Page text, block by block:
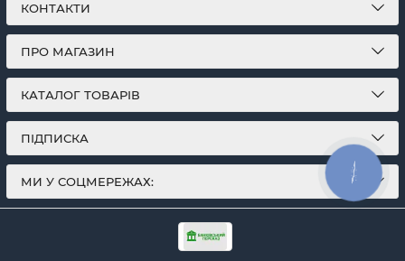
КОНТАКТИ
ПРО МАГАЗИН
КАТАЛОГ ТОВАРІВ
ПІДПИСКА
МИ У СОЦМЕРЕЖАХ:
КНОПКА
ЗВ'ЯЗКУ